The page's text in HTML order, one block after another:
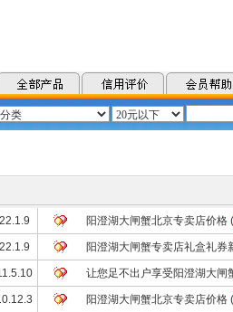
阳澄湖大闸蟹北京专卖店价格 (
阳澄湖大闸蟹专卖店礼盒礼券
让您足不出户享受阳澄湖大闸
阳澄湖大闸蟹北京专卖店价格 (